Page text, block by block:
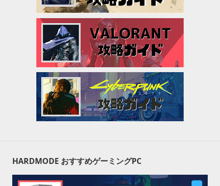
HARDMODE おすすめゲーミングPC